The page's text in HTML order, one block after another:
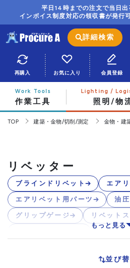
平日14時までの注文で当日
インボイス制度対応の領収書が発行
詳細検索
再購入 お気に入り 会員登録
作業工具 照明/物
TOP 建築・金物/切削/測定 金物・建
リベッター
ブラインドリベット エア
エアリベット用パーツ 油
グリップゲージ リベット
もっと見る
並び替